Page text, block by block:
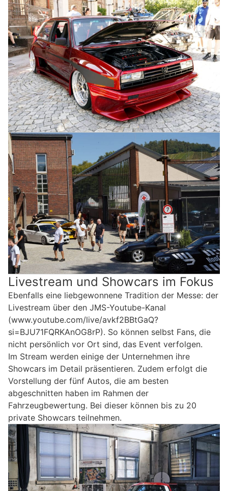
Livestream und Showcars im Fokus
Ebenfalls eine liebgewonnene Tradition der Messe: der
Livestream über den JMS-Youtube-Kanal
(www.youtube.com/live/avkf2BBtGaQ?
si=BJU71FQRKAnOG8rP). So können selbst Fans, die
nicht persönlich vor Ort sind, das Event verfolgen.
Im Stream werden einige der Unternehmen ihre
Showcars im Detail präsentieren. Zudem erfolgt die
Vorstellung der fünf Autos, die am besten
abgeschnitten haben im Rahmen der
Fahrzeugbewertung. Bei dieser können bis zu 20
private Showcars teilnehmen.